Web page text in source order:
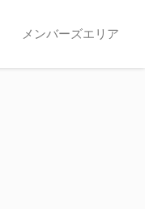
メンバーズエリア